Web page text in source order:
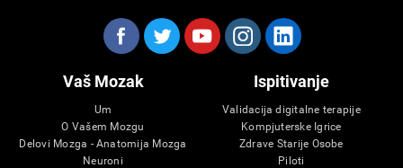
Vaš Mozak
Um
O Vašem Mozgu
Delovi Mozga - Anatomija Mozga
Neuroni
Ispitivanje
Validacija digitalne terapije
Kompjuterske Igrice
Zdrave Starije Osobe
Piloti